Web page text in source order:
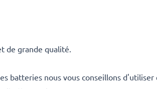
de grande qualité.
batteries nous vous conseillons